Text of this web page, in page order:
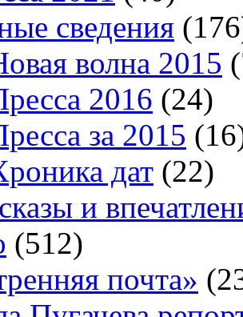
сведения
волна 2015
2016 (24)
за 2015
дат (22)
и
(512)
почта»